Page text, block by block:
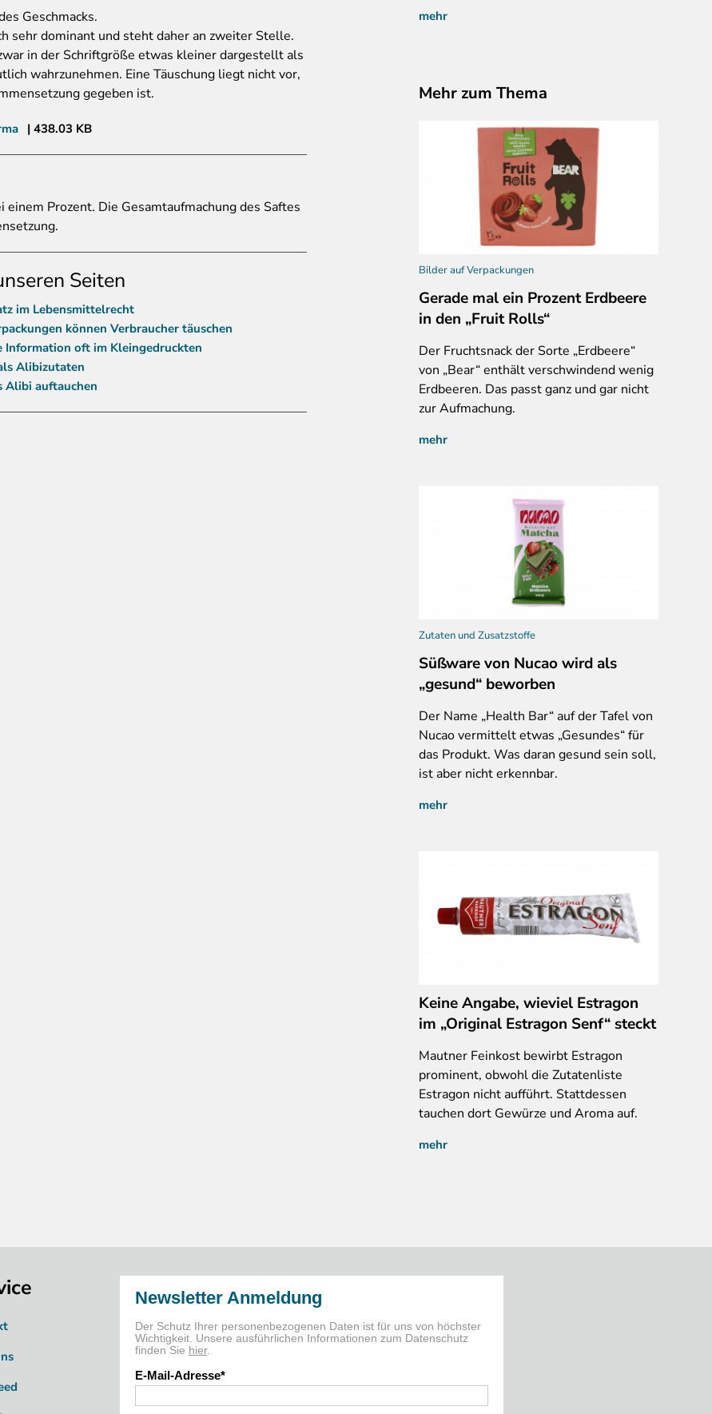
Geschmacks.
sehr dominant und steht daher an zweiter Stelle.
in der Schriftgröße etwas kleiner dargestellt als
wahrzunehmen. Eine Täuschung liegt nicht vor,
gegeben ist.
438.03 KB
Prozent. Die Gesamtaufmachung des Saftes
Seiten
im Lebensmittelrecht
können Verbraucher täuschen
Information oft im Kleingedruckten
Alibizutaten
Alibi auftauchen
mehr
Mehr zum Thema
Bilder auf Verpackungen
Gerade mal ein Prozent Erdbeere
in den „Fruit Rolls“
Der Fruchtsnack der Sorte „Erdbeere“
von „Bear“ enthält verschwindend wenig
Erdbeeren. Das passt ganz und gar nicht
zur Aufmachung.
mehr
Zutaten und Zusatzstoffe
Süßware von Nucao wird als
„gesund“ beworben
Der Name „Health Bar“ auf der Tafel von
Nucao vermittelt etwas „Gesundes“ für
das Produkt. Was daran gesund sein soll,
ist aber nicht erkennbar.
mehr
Keine Angabe, wieviel Estragon
im „Original Estragon Senf“ steckt
Mautner Feinkost bewirbt Estragon
prominent, obwohl die Zutatenliste
Estragon nicht aufführt. Stattdessen
tauchen dort Gewürze und Aroma auf.
mehr